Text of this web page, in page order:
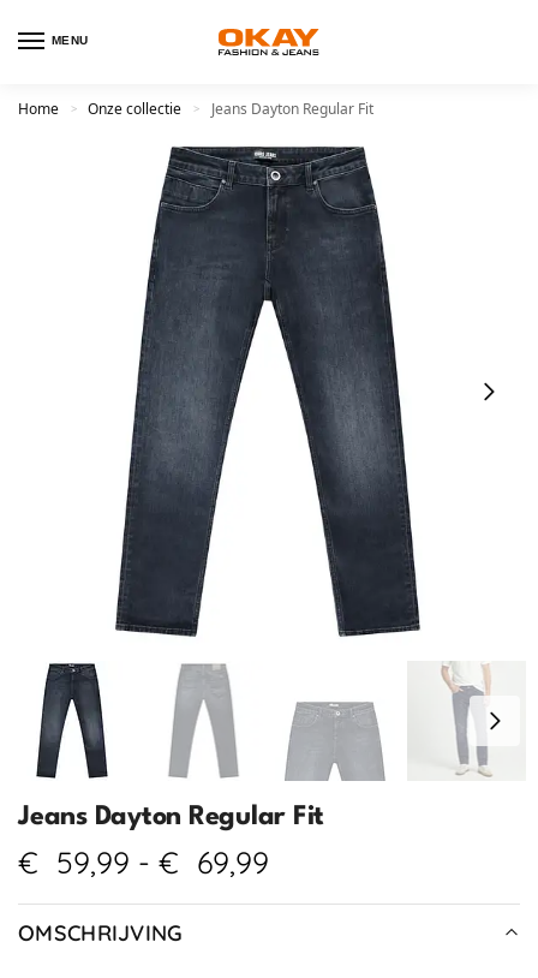
MENU
Home > Onze collectie > Jeans Dayton Regular Fit
Jeans Dayton Regular Fit
€ 59,99 - € 69,99
OMSCHRIJVING